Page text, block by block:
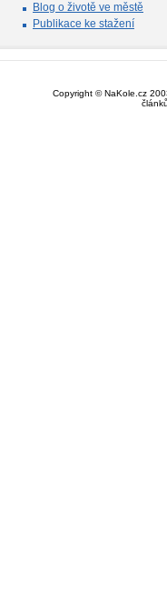
Blog o životě ve městě
Publikace ke stažení
Copyright © NaKole.cz